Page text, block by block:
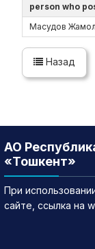
person who
Масудов
Назад
АО
«Тошкент»
При
сайте, ссылка на